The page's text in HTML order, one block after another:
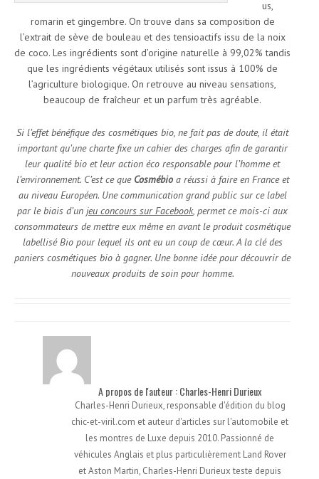
us,
romarin et gingembre. On trouve dans sa composition de
l’extrait de sève de bouleau et des tensioactifs issu de la noix
de coco. Les ingrédients sont d’origine naturelle à 99,02% tandis
que les ingrédients végétaux utilisés sont issus à 100% de
l’agriculture biologique. On retrouve au niveau sensations,
beaucoup de fraîcheur et un parfum très agréable.
Si l’effet bénéfique des cosmétiques bio, ne fait pas de doute, il était
important qu’une charte fixe un cahier des charges afin de garantir
leur qualité bio et leur action éco responsable pour l’homme et
l’environnement. C’est ce que Cosmébioa réussi à faire en France et
au niveau Européen. Une communication grand public sur ce label
par le biais d’un jeu concours sur Facebook, permet ce mois-ci aux
consommateurs de mettre eux même en avant le produit cosmétique
labellisé Bio pour lequel ils ont eu un coup de cœur. A la clé des
paniers cosmétiques bio à gagner. Une bonne idée pour découvrir de
nouveaux produits de soin pour homme.
A propos de l'auteur : Charles-Henri Durieux
Charles-Henri Durieux, responsable d'édition du blog
chic-et-viril.com et auteur d'articles sur l'automobile et
les montres de Luxe depuis 2010. Passionné de
véhicules Anglais et plus particulièrement Land Rover
et Aston Martin, Charles-Henri Durieux teste depuis